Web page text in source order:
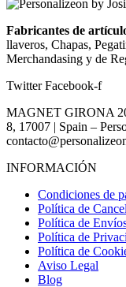
Fabricantes de
llaveros, Chapas,
Merchandasing y de
Twitter Facebook-f
MAGNET GIRONA
8, 17007 | Spain –
INFORMACIÓN
Condiciones de
Política de
Política de
Política de
Política de
Aviso Legal
Blog